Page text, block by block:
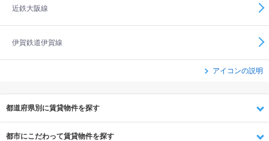
近鉄大阪線
伊賀鉄道伊賀線
アイコンの説明
都道府県別に賃貸物件を探す
都市にこだわって賃貸物件を探す